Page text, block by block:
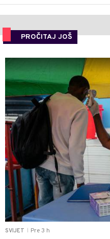
PROČITAJ JOŠ
SVIJET Pre 3 h